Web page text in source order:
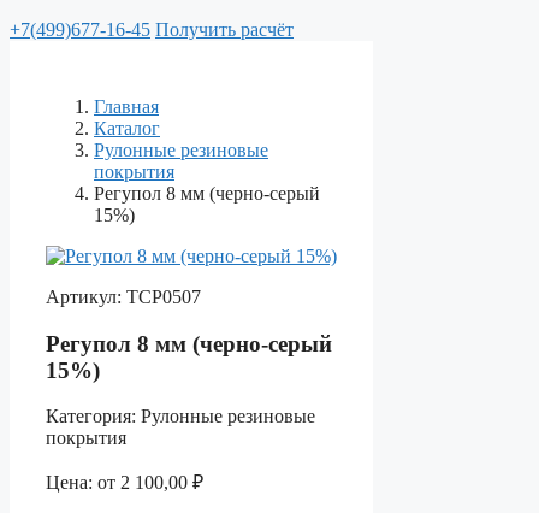
+7(499)677-16-45 Получить расчёт
Главная
Каталог
Рулонные резиновые
покрытия
Регупол 8 мм (черно-серый
15%)
Артикул: ТСР0507
Регупол 8 мм (черно-серый
15%)
Категория: Рулонные резиновые
покрытия
Цена: от 2 100,00 ₽